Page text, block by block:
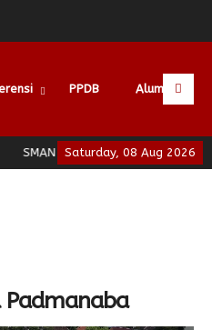
PPDB Alumni
Saturday, 08 Aug 2026
Yogyakarta - School of Leadership